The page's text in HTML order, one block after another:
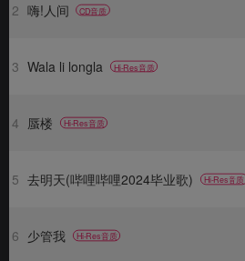
2 嗨!人间 CD音质
3 Wala li longla Hi-Res音质
4 蜃楼 Hi-Res音质
5 去明天(哔哩哔哩2024毕业歌) Hi-Res音质
6 少管我 Hi-Res音质